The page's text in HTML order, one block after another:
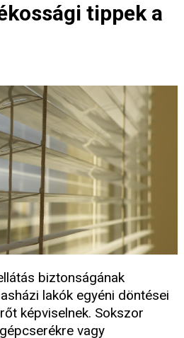
tippek a
biztonságának
lakók egyéni döntései
képviselnek. Sokszor
vagy